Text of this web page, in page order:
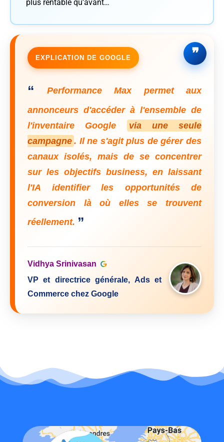
plus rentable qu’avant…
EXPLICATION DE GOOGLE
“ Performance Max permet aux
annonceurs d'accéder à l'ensemble de
l'inventaire Google
via une seule
campagne . Il ne s'agit plus de gérer des
canaux isolés, mais de se concentrer
sur les objectifs business, en laissant
l'IA identifier les opportunités de
conversion là où elles se trouvent
réellement. ”
Vidhya Srinivasan
VP et directrice générale, Ads et
Commerce chez Google